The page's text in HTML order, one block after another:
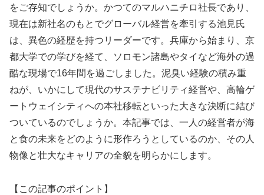
をご存知でしょうか。かつてのマルハニチロ社長であり、
現在は新社名のもとでグローバル経営を牽引する池見氏
は、異色の経歴を持つリーダーです。兵庫から始まり、京
都大学での学びを経て、ソロモン諸島やタイなど海外の過
酷な現場で16年間を過ごしました。泥臭い経験の積み重
ねが、いかにして現代のサステナビリティ経営や、高輪ゲ
ートウェイシティへの本社移転といった大きな決断に結び
ついているのでしょうか。本記事では、一人の経営者が海
と食の未来をどのように形作ろうとしているのか、その人
物像と壮大なキャリアの全貌を明らかにします。
【この記事のポイント】